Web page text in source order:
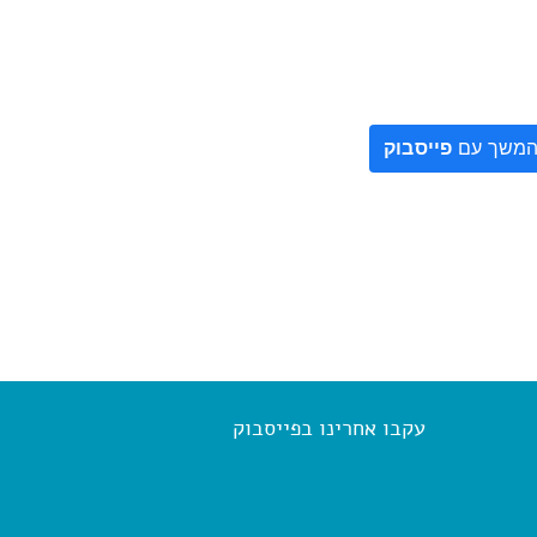
המשך עם פייסבוק
עקבו אחרינו בפייסבוק